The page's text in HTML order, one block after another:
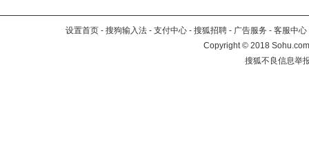
设置首页 - 搜狗输入法 - 支付中心 - 搜狐招聘 - 广告服务 - 客服中心
Copyright©2018
搜狐不良信息举